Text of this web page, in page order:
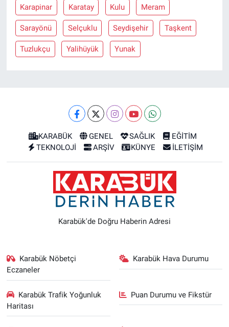
Karapinar Karatay Kulu Meram
Sarayönü Selçuklu Seydişehir Taşkent
Tuzlukçu Yalihüyük Yunak
KARABÜK GENEL SAĞLIK
EĞİTİM
TEKNOLOJİ
ARŞİV KÜNYE İLETİŞİM
Karabük'de Doğru Haberin Adresi
Karabük Nöbetçi
Eczaneler
Karabük Hava Durumu
Karabük Trafik Yoğunluk
Haritası
Puan Durumu ve Fikstür